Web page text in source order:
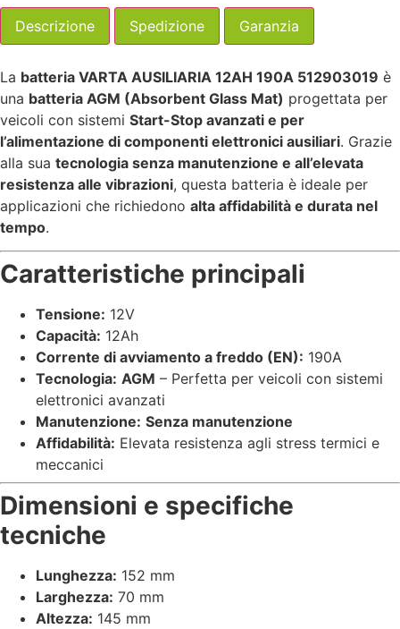
Descrizione Spedizione Garanzia
La batteria VARTA AUSILIARIA 12AH 190A 512903019 è
una batteria AGM (Absorbent Glass Mat) progettata per
veicoli con sistemi Start-Stop avanzati e per
l’alimentazione di componenti elettronici ausiliari. Grazie
alla sua tecnologia senza manutenzione e all’elevata
resistenza alle vibrazioni, questa batteria è ideale per
applicazioni che richiedono alta affidabilità e durata nel
tempo.
Caratteristiche principali
Tensione: 12V
Capacità: 12Ah
Corrente di avviamento a freddo (EN): 190A
Tecnologia: AGM – Perfetta per veicoli con sistemi
elettronici avanzati
Manutenzione: Senza manutenzione
Affidabilità: Elevata resistenza agli stress termici e
meccanici
Dimensioni e specifiche
tecniche
Lunghezza: 152 mm
Larghezza: 70 mm
Altezza: 145 mm